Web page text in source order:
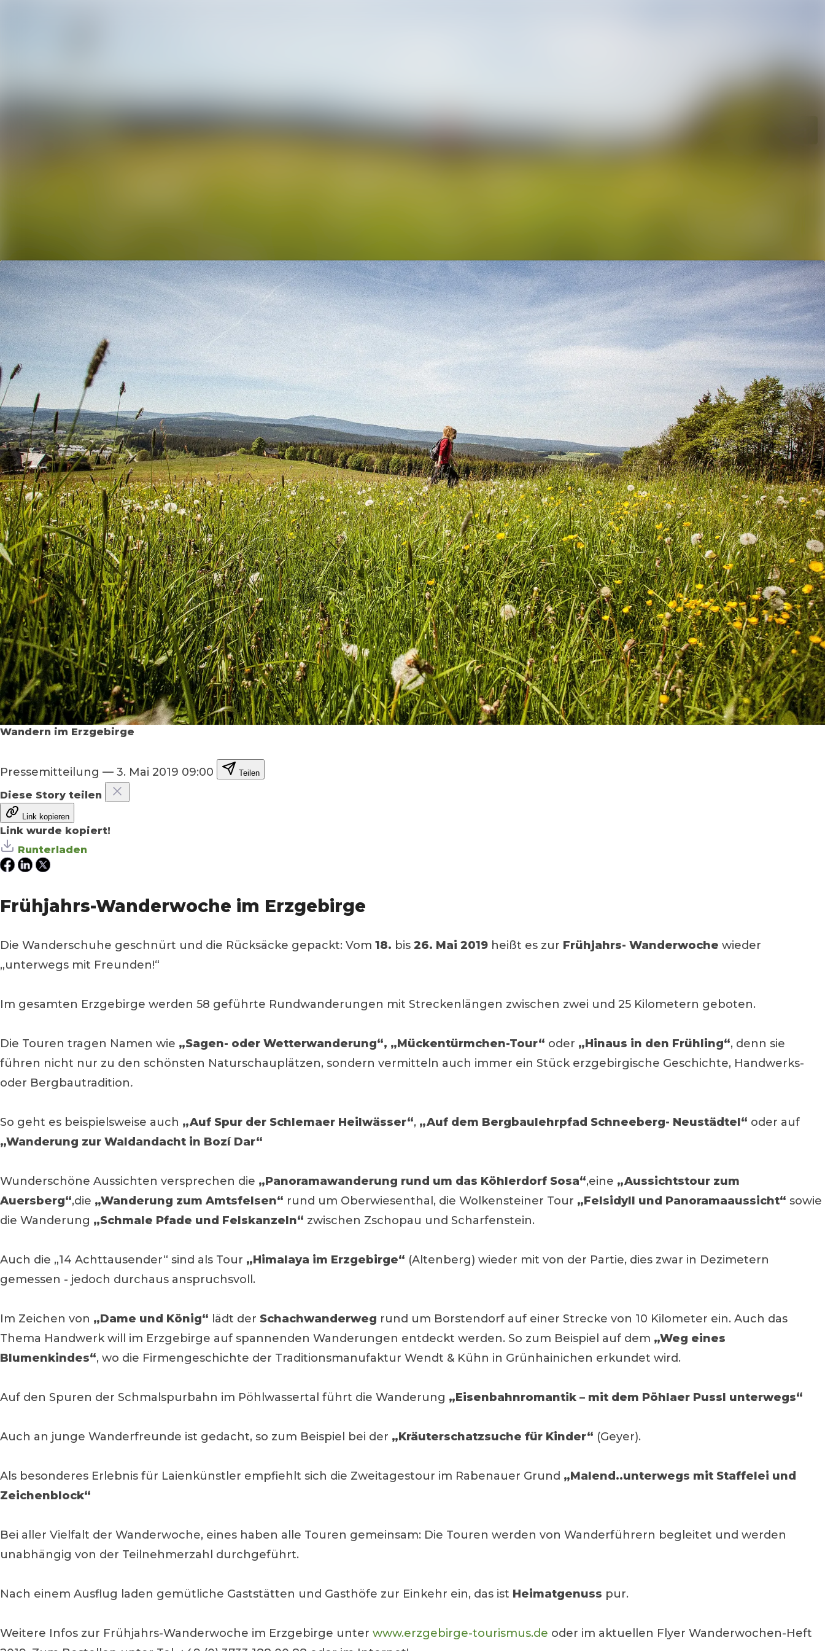
Mediengalerie
Veranstaltungen
Folgen
Wandern im Erzgebirge
Pressemitteilung — 3. Mai 2019 09:00 Teilen
Diese Story teilen
Link kopieren
Link wurde kopiert!
Runterladen
Frühjahrs-Wanderwoche im Erzgebirge
Die Wanderschuhe geschnürt und die Rücksäcke gepackt: Vom 18. bis 26. Mai 2019 heißt es zur Frühjahrs- Wanderwoche wieder
„unterwegs mit Freunden!“
Im gesamten Erzgebirge werden 58 geführte Rundwanderungen mit Streckenlängen zwischen zwei und 25 Kilometern geboten.
Die Touren tragen Namen wie „Sagen- oder Wetterwanderung“, „Mückentürmchen-Tour“ oder „Hinaus in den Frühling“, denn sie
führen nicht nur zu den schönsten Naturschauplätzen, sondern vermitteln auch immer ein Stück erzgebirgische Geschichte, Handwerks-
oder Bergbautradition.
So geht es beispielsweise auch „Auf Spur der Schlemaer Heilwässer“, „Auf dem Bergbaulehrpfad Schneeberg- Neustädtel“ oder auf
„Wanderung zur Waldandacht in Bozí Dar“
Wunderschöne Aussichten versprechen die „Panoramawanderung rund um das Köhlerdorf Sosa“,eine „Aussichtstour zum
Auersberg“,die „Wanderung zum Amtsfelsen“ rund um Oberwiesenthal, die Wolkensteiner Tour „Felsidyll und Panoramaaussicht“ sowie
die Wanderung „Schmale Pfade und Felskanzeln“ zwischen Zschopau und Scharfenstein.
Auch die „14 Achttausender“ sind als Tour „Himalaya im Erzgebirge“ (Altenberg) wieder mit von der Partie, dies zwar in Dezimetern
gemessen - jedoch durchaus anspruchsvoll.
Im Zeichen von „Dame und König“ lädt der Schachwanderweg rund um Borstendorf auf einer Strecke von 10 Kilometer ein. Auch das
Thema Handwerk will im Erzgebirge auf spannenden Wanderungen entdeckt werden. So zum Beispiel auf dem „Weg eines
Blumenkindes“, wo die Firmengeschichte der Traditionsmanufaktur Wendt & Kühn in Grünhainichen erkundet wird.
Auf den Spuren der Schmalspurbahn im Pöhlwassertal führt die Wanderung „Eisenbahnromantik – mit dem Pöhlaer Pussl unterwegs“
Auch an junge Wanderfreunde ist gedacht, so zum Beispiel bei der „Kräuterschatzsuche für Kinder“ (Geyer).
Als besonderes Erlebnis für Laienkünstler empfiehlt sich die Zweitagestour im Rabenauer Grund „Malend..unterwegs mit Staffelei und
Zeichenblock“
Bei aller Vielfalt der Wanderwoche, eines haben alle Touren gemeinsam: Die Touren werden von Wanderführern begleitet und werden
unabhängig von der Teilnehmerzahl durchgeführt.
Nach einem Ausflug laden gemütliche Gaststätten und Gasthöfe zur Einkehr ein, das ist Heimatgenuss pur.
Weitere Infos zur Frühjahrs-Wanderwoche im Erzgebirge unter www.erzgebirge-tourismus.de oder im aktuellen Flyer Wanderwochen-Heft